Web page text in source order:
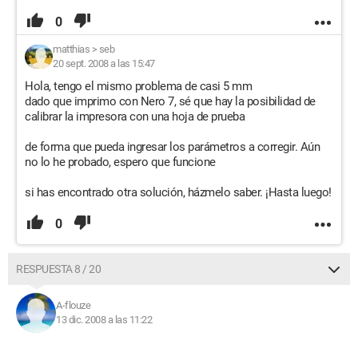
0
matthias > seb
20 sept. 2008 a las 15:47
Hola, tengo el mismo problema de casi 5 mm
dado que imprimo con Nero 7, sé que hay la posibilidad de
calibrar la impresora con una hoja de prueba
de forma que pueda ingresar los parámetros a corregir. Aún
no lo he probado, espero que funcione
si has encontrado otra solución, házmelo saber. ¡Hasta luego!
0
RESPUESTA 8 / 20
A-flouze
13 dic. 2008 a las 11:22